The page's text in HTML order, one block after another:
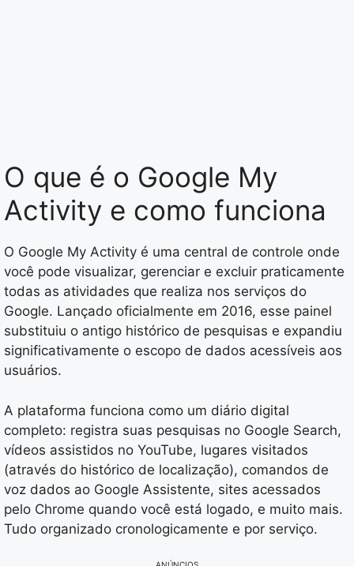
O que é o Google My
Activity e como funciona
O Google My Activity é uma central de controle onde
você pode visualizar, gerenciar e excluir praticamente
todas as atividades que realiza nos serviços do
Google. Lançado oficialmente em 2016, esse painel
substituiu o antigo histórico de pesquisas e expandiu
significativamente o escopo de dados acessíveis aos
usuários.
A plataforma funciona como um diário digital
completo: registra suas pesquisas no Google Search,
vídeos assistidos no YouTube, lugares visitados
(através do histórico de localização), comandos de
voz dados ao Google Assistente, sites acessados
pelo Chrome quando você está logado, e muito mais.
Tudo organizado cronologicamente e por serviço.